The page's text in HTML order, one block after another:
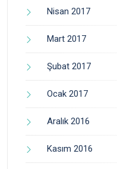
Nisan 2017
Mart 2017
Şubat 2017
Ocak 2017
Aralık 2016
Kasım 2016